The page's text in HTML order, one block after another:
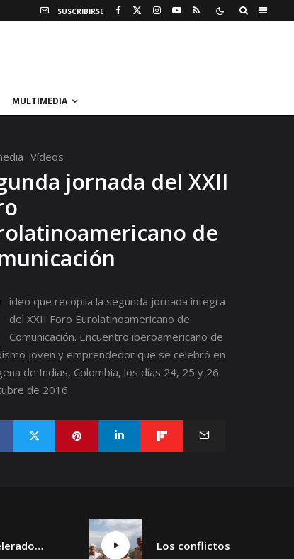
SUSCRIBIRSE
MULTIMEDIA
Vídeos
jornada del XXII
de
ídeo que recopila la segunda jornada íntegra
del XXII Foro Eurolatinoamericano de
Comunicación. Encuentro iberoamericano de
joven y emprendedor que se celebró en
de Indias, Colombia, los días 24, 25 y 26
de 2016.
La guerra, aceleradora de nuevas tecnologías. IA, drones y espacio.